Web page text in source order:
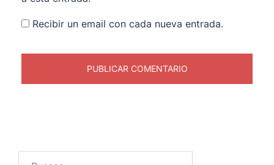
Recibir un email con cada nueva entrada.